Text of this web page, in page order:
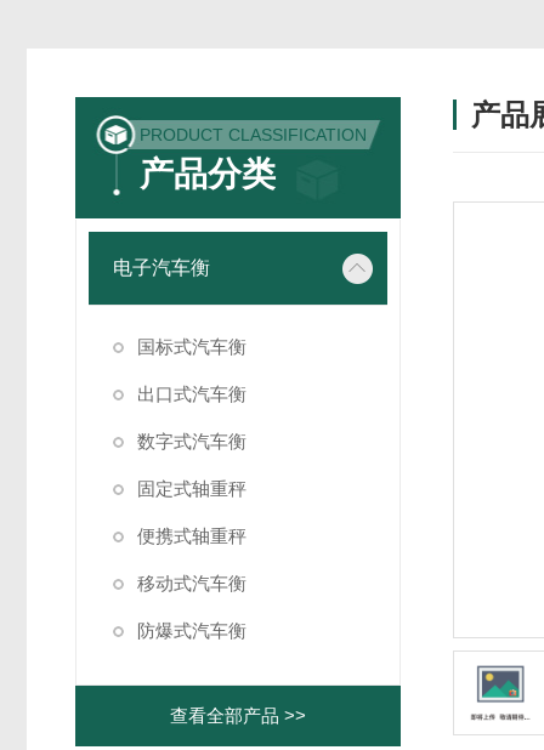
PRODUCT CLASSIFICATION
产品分类
电子汽车衡
国标式汽车衡
出口式汽车衡
数字式汽车衡
固定式轴重秤
便携式轴重秤
移动式汽车衡
防爆式汽车衡
查看全部产品 >>
产品